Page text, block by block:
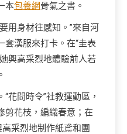
本包養網骨氣之書。
用身材往感知。”來自河
套漢服來打卡。在“圭表
興高采烈地體驗前人若
花間時令”社教運動區，
剪花枝，編織春意；在
采烈地制作紙鳶和團